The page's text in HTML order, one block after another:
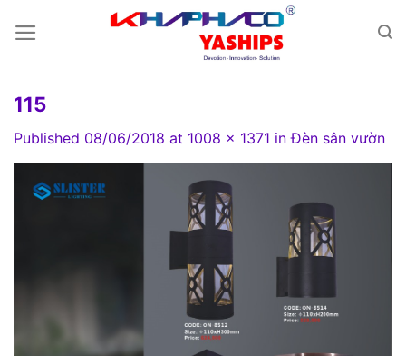
115
Published 08/06/2018 at 1008 × 1371 inĐèn sân vườn